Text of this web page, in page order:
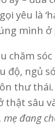
yêu là
mình ở
chăm
độ, ngủ
thư thái.
thật sâu
mẹ đang